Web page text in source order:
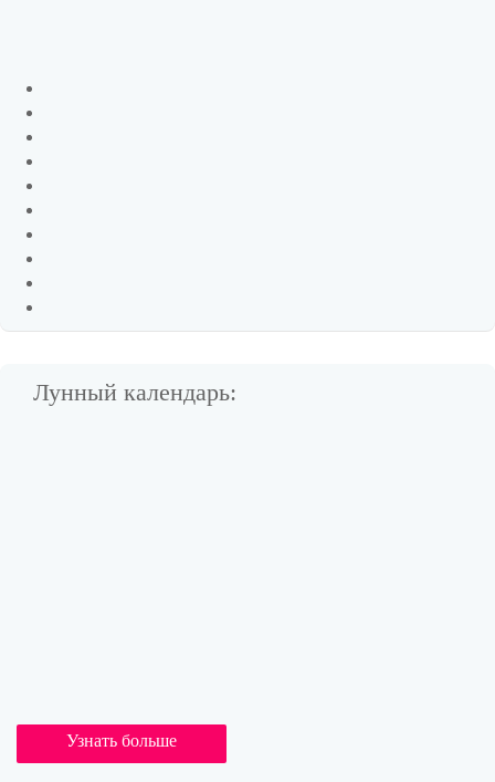
Лунный календарь:
Узнать больше